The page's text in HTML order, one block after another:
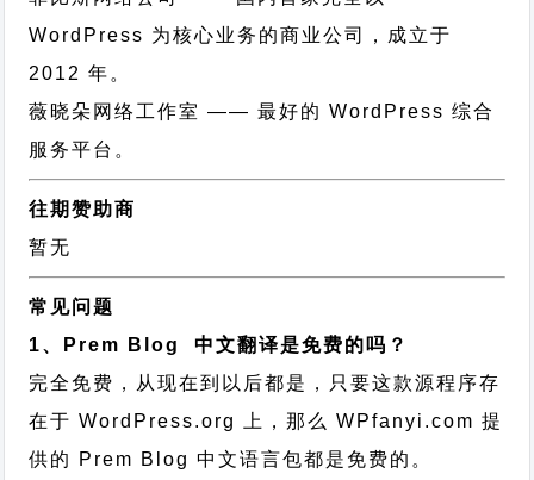
WordPress 为核心业务的商业公司，成立于
2012 年。
薇晓朵网络工作室 —— 最好的 WordPress 综合
服务平台。
往期赞助商
暂无
常见问题
1、Prem Blog 中文翻译是免费的吗？
完全免费，从现在到以后都是，只要这款源程序存
在于 WordPress.org 上，那么 WPfanyi.com 提
供的 Prem Blog 中文语言包都是免费的。